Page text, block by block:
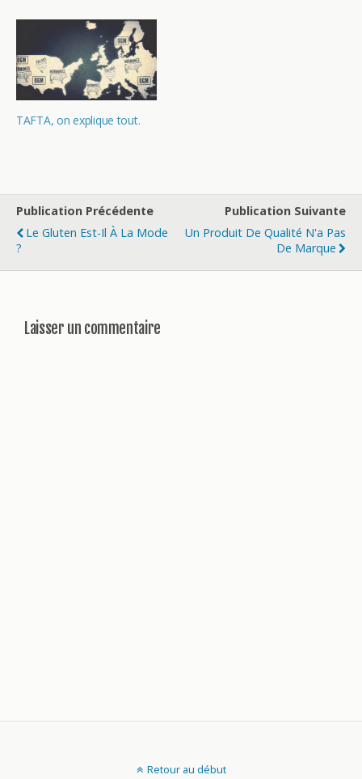
TAFTA, on explique tout.
Publication Précédente
Le Gluten Est-Il À La Mode
?
Publication Suivante
Un Produit De Qualité N'a Pas
De Marque
Laisser un commentaire
Retour au début